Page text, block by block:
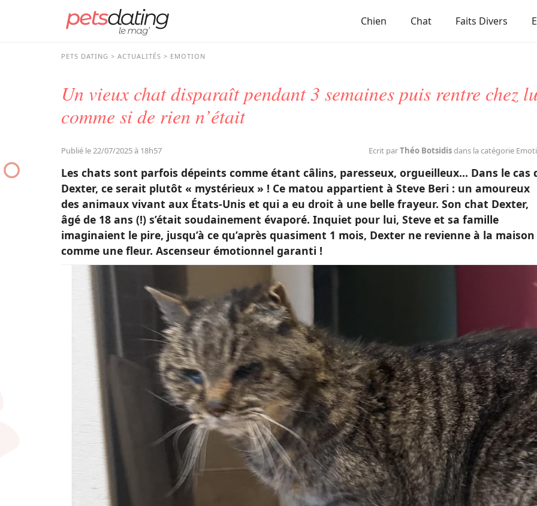
Chien Chat Faits Divers
PETS DATING ACTUALITÉS EMOTION
Un vieux chat disparaît pendant 3 semaines puis rentre chez
comme si de rien n’était
Publié le 22/07/2025 à 18h57 Ecrit parThéo Botsidisdans la catégorie
Les chats sont parfois dépeints comme étant câlins, paresseux, orgueilleux… Dans le cas
Dexter, ce serait plutôt « mystérieux » ! Ce matou appartient à Steve Beri : un amoureux
des animaux vivant aux États-Unis et qui a eu droit à une belle frayeur. Son chat Dexter,
âgé de 18 ans (!) s’était soudainement évaporé. Inquiet pour lui, Steve et sa famille
imaginaient le pire, jusqu’à ce qu’après quasiment 1 mois, Dexter ne revienne à la maison
comme une fleur. Ascenseur émotionnel garanti !